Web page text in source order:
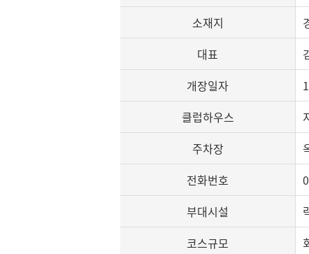
소재지
대표
개장일자
클럽하우스
주차장
전화번호
부대시설
코스규모